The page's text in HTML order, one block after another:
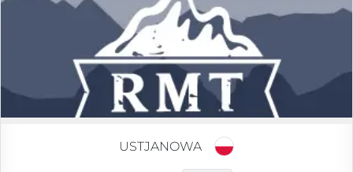
USTJANOWA